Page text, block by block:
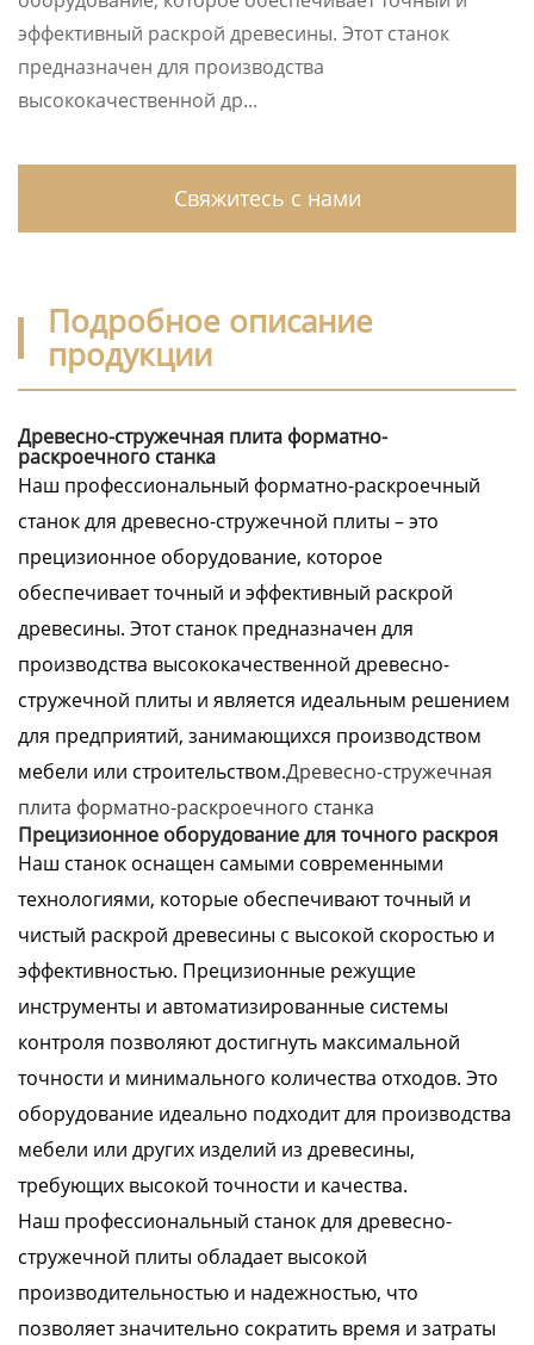
эффективный раскрой древесины. Этот станок
предназначен для производства
высококачественной др...
Свяжитесь с нами
Подробное описание
продукции
Древесно-стружечная плита форматно-
раскроечного станка
Наш профессиональный форматно-раскроечный
станок для древесно-стружечной плиты – это
прецизионное оборудование, которое
обеспечивает точный и эффективный раскрой
древесины. Этот станок предназначен для
производства высококачественной древесно-
стружечной плиты и является идеальным решением
для предприятий, занимающихся производством
мебели или строительством.Древесно-стружечная
плита форматно-раскроечного станка
Прецизионное оборудование для точного раскроя
Наш станок оснащен самыми современными
технологиями, которые обеспечивают точный и
чистый раскрой древесины с высокой скоростью и
эффективностью. Прецизионные режущие
инструменты и автоматизированные системы
контроля позволяют достигнуть максимальной
точности и минимального количества отходов. Это
оборудование идеально подходит для производства
мебели или других изделий из древесины,
требующих высокой точности и качества.
Наш профессиональный станок для древесно-
стружечной плиты обладает высокой
производительностью и надежностью, что
позволяет значительно сократить время и затраты